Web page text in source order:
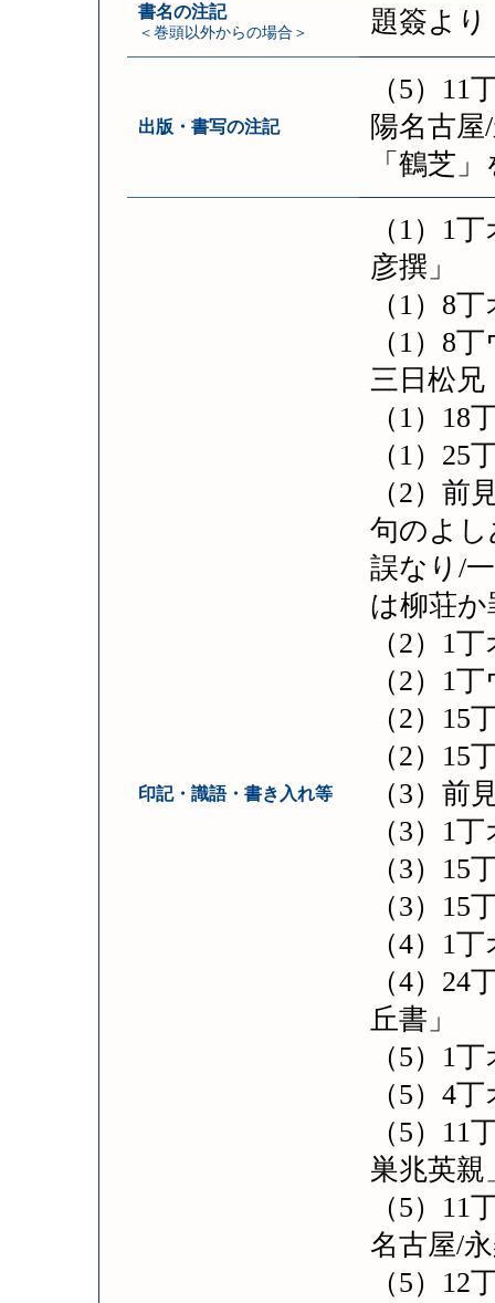
書名の注記
＜巻頭以外からの場合＞ 題簽より
出版・書写の注記
（5）
陽名古
「鶴芝
印記・識語・書き入れ等
（1）1
彦撰」
（1）8
（1）8
三日松
（1）
（1）25
（2）
句のよ
誤なり/
は柳荘
（2）1
（2）1
（2）
（2）15
（3）
（3）1
（3）
（3）
（4）1
（4）
丘書」
（5）1
（5）4
（5）
巣兆英親
（5）
名古屋/
（5）